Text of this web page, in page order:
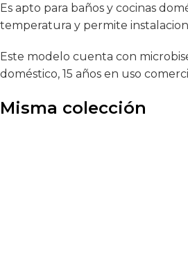
Es apto para baños y cocinas
temperatura y permite
Este modelo cuenta con
doméstico, 15 años en uso
Misma colección